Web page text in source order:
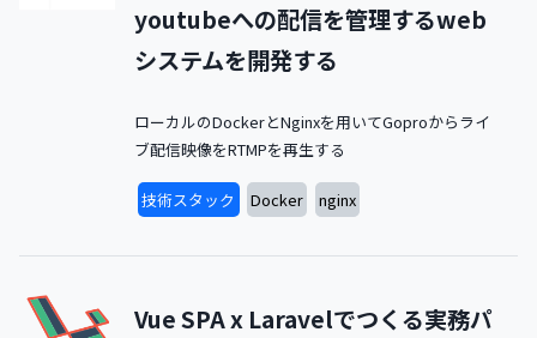
youtubeへの配信を管理するweb
システムを開発する
ローカルのDockerとNginxを用いてGoproからライ
ブ配信映像をRTMPを再生する
技術スタック Docker nginx
Vue SPA x Laravelでつくる実務パ